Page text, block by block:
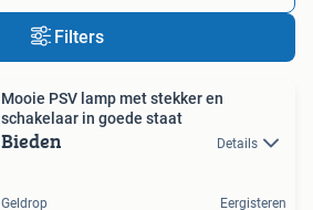
Filters
Mooie PSV lamp met stekker en
schakelaar in goede staat
Bieden Details
Geldrop Eergisteren